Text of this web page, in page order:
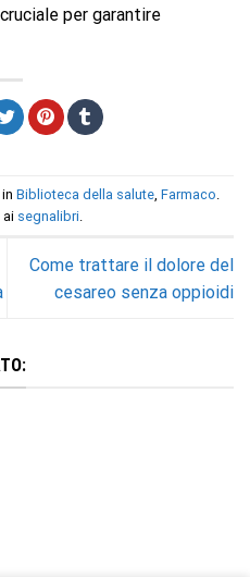
per garantire
Biblioteca della salute, Farmaco
ai segnalibri.
Come trattare il dolore del
cesareo senza oppioidi